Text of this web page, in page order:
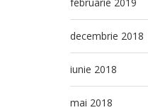
decembrie 2018
iunie 2018
mai 2018